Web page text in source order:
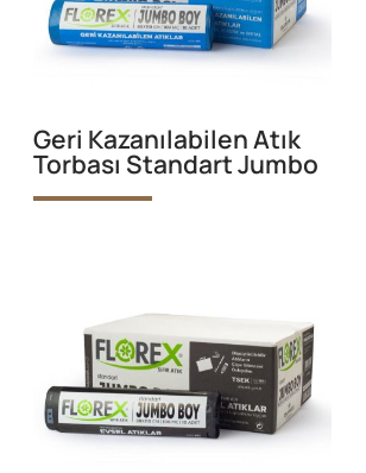
Geri Kazanılabilen Atık
Torbası Standart Jumbo